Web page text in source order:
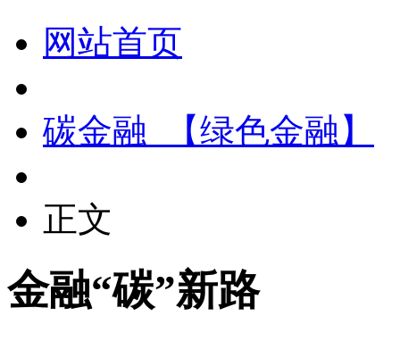
网站首页
碳金融_【绿色金融】
正文
金融“碳”新路